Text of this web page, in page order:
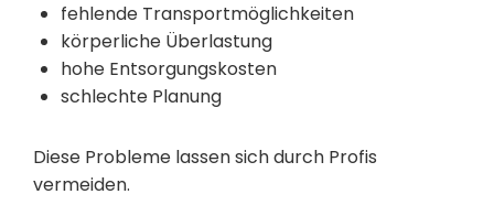
fehlende Transportmöglichkeiten
körperliche Überlastung
hohe Entsorgungskosten
schlechte Planung
Diese Probleme lassen sich durch Profis
vermeiden.